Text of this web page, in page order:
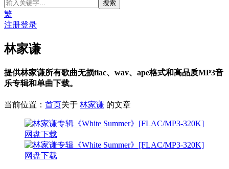
繁
注册登录
林家谦
提供林家谦所有歌曲无损flac、wav、ape格式和高品质MP3音
乐专辑和单曲下载。
当前位置： 首页关于 林家谦 的文章